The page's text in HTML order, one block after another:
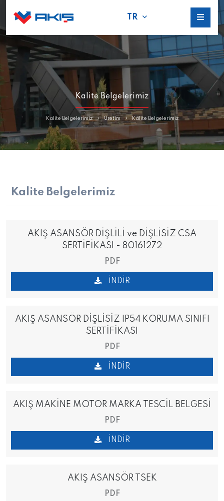
TR
Kalite Belgelerimiz
Kalite Belgelerimiz Üretim Kalite Belgelerimiz
Kalite Belgelerimiz
AKIŞ ASANSÖR DİŞLİLİ ve DİŞLİSİZ CSA
SERTİFİKASI - 80161272
PDF
İNDIR
AKIŞ ASANSÖR DİŞLİSİZ IP54 KORUMA SINIFI
SERTİFİKASI
PDF
İNDIR
AKIŞ MAKİNE MOTOR MARKA TESCİL BELGESİ
PDF
İNDIR
AKIŞ ASANSÖR TSEK
PDF